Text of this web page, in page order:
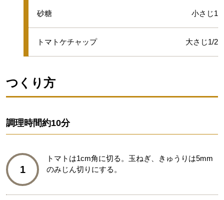
★
砂糖 小さじ1
★
トマトケチャップ 大さじ1/2
つくり方
調理時間約10分
1
トマトは1cm角に切る。玉ねぎ、きゅうりは5mm
のみじん切りにする。